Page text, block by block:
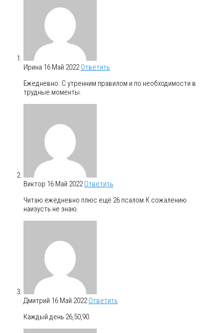
Ирина 16 Май 2022 Ответить
Ежедневно. С утренним правилом и по необходимости в
трудные моменты.
Виктор 16 Май 2022 Ответить
Читаю ежедневно плюс ещё 26 псалом.К сожалению
наизусть не знаю.
Дмитрий 16 Май 2022 Ответить
Каждый день 26,50,90.